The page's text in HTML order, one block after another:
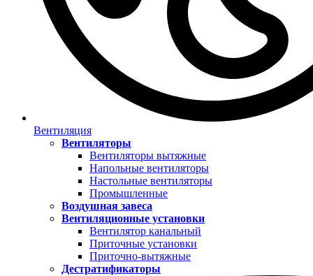
Вентиляция
Вентиляторы
Вентиляторы вытяжные
Напольные вентиляторы
Настольные вентиляторы
Промышленные
Воздушная завеса
Вентиляционные установки
Вентилятор канальный
Приточные установки
Приточно-вытяжные
Дестратификаторы